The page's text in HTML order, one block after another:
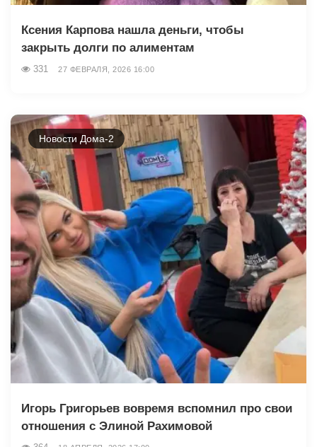
Ксения Карпова нашла деньги, чтобы
закрыть долги по алиментам
331 27 ФЕВРАЛЯ, 2026 16:00
Новости Дома-2
Игорь Григорьев вовремя вспомнил про свои
отношения с Элиной Рахимовой